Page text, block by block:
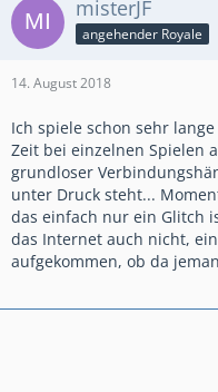
misterJF
angehender Royale
14. August 2018
Ich spiele schon sehr
Zeit bei einzelnen Spielen
grundloser
unter Druck steht...
das einfach nur ein Glitch
das Internet auch nicht,
aufgekommen, ob da